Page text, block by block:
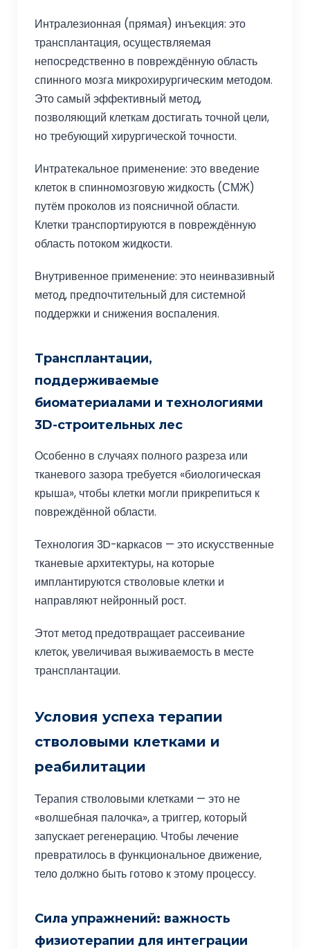
Интралезионная (прямая) инъекция: это
трансплантация, осуществляемая
непосредственно в повреждённую область
спинного мозга микрохирургическим методом.
Это самый эффективный метод,
позволяющий клеткам достигать точной цели,
но требующий хирургической точности.
Интратекальное применение: это введение
клеток в спинномозговую жидкость (СМЖ)
путём проколов из поясничной области.
Клетки транспортируются в повреждённую
область потоком жидкости.
Внутривенное применение: это неинвазивный
метод, предпочтительный для системной
поддержки и снижения воспаления.
Трансплантации,
поддерживаемые
биоматериалами и технологиями
3D-строительных лес
Особенно в случаях полного разреза или
тканевого зазора требуется «биологическая
крыша», чтобы клетки могли прикрепиться к
повреждённой области.
Технология 3D-каркасов — это искусственные
тканевые архитектуры, на которые
имплантируются стволовые клетки и
направляют нейронный рост.
Этот метод предотвращает рассеивание
клеток, увеличивая выживаемость в месте
трансплантации.
Условия успеха терапии
стволовыми клетками и
реабилитации
Терапия стволовыми клетками — это не
«волшебная палочка», а триггер, который
запускает регенерацию. Чтобы лечение
превратилось в функциональное движение,
тело должно быть готово к этому процессу.
Сила упражнений: важность
физиотерапии для интеграции